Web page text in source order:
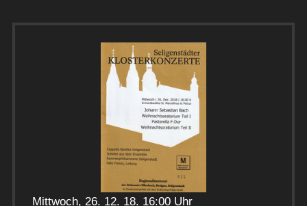
Mittwoch, 26. 12. 18. 16:00 Uhr